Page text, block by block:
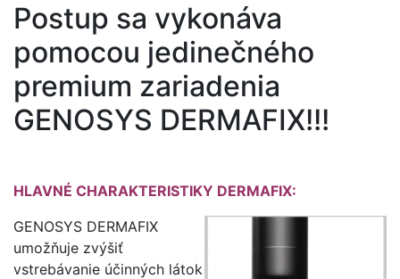
Postup sa vykonáva
pomocou jedinečného
premium zariadenia
GENOSYS DERMAFIX!!!
HLAVNÉ CHARAKTERISTIKY DERMAFIX:
GENOSYS DERMAFIX
umožňuje zvýšiť
vstrebávanie účinných látok